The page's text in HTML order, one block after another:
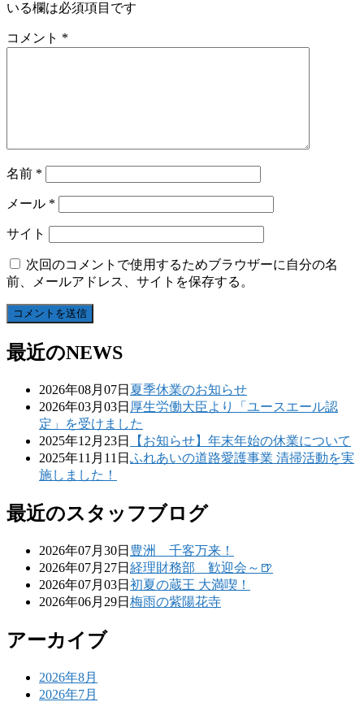
いる欄は必須項目です
コメント *
名前 *
メール *
サイト
次回のコメントで使用するためブラウザーに自分の名
前、メールアドレス、サイトを保存する。
最近のNEWS
2026年08月07日 夏季休業のお知らせ
2026年03月03日 厚生労働大臣より「ユースエール認
定」を受けました
2025年12月23日
【お知らせ】年末年始の休業について
2025年11月11日 ふれあいの道路愛護事業 清掃活動を実
施しました！
最近のスタッフブログ
2026年07月30日 豊洲 千客万来！
2026年07月27日 経理財務部 歓迎会～🍺
2026年07月03日 初夏の蔵王 大満喫！
2026年06月29日 梅雨の紫陽花寺
アーカイブ
2026年8月
2026年7月